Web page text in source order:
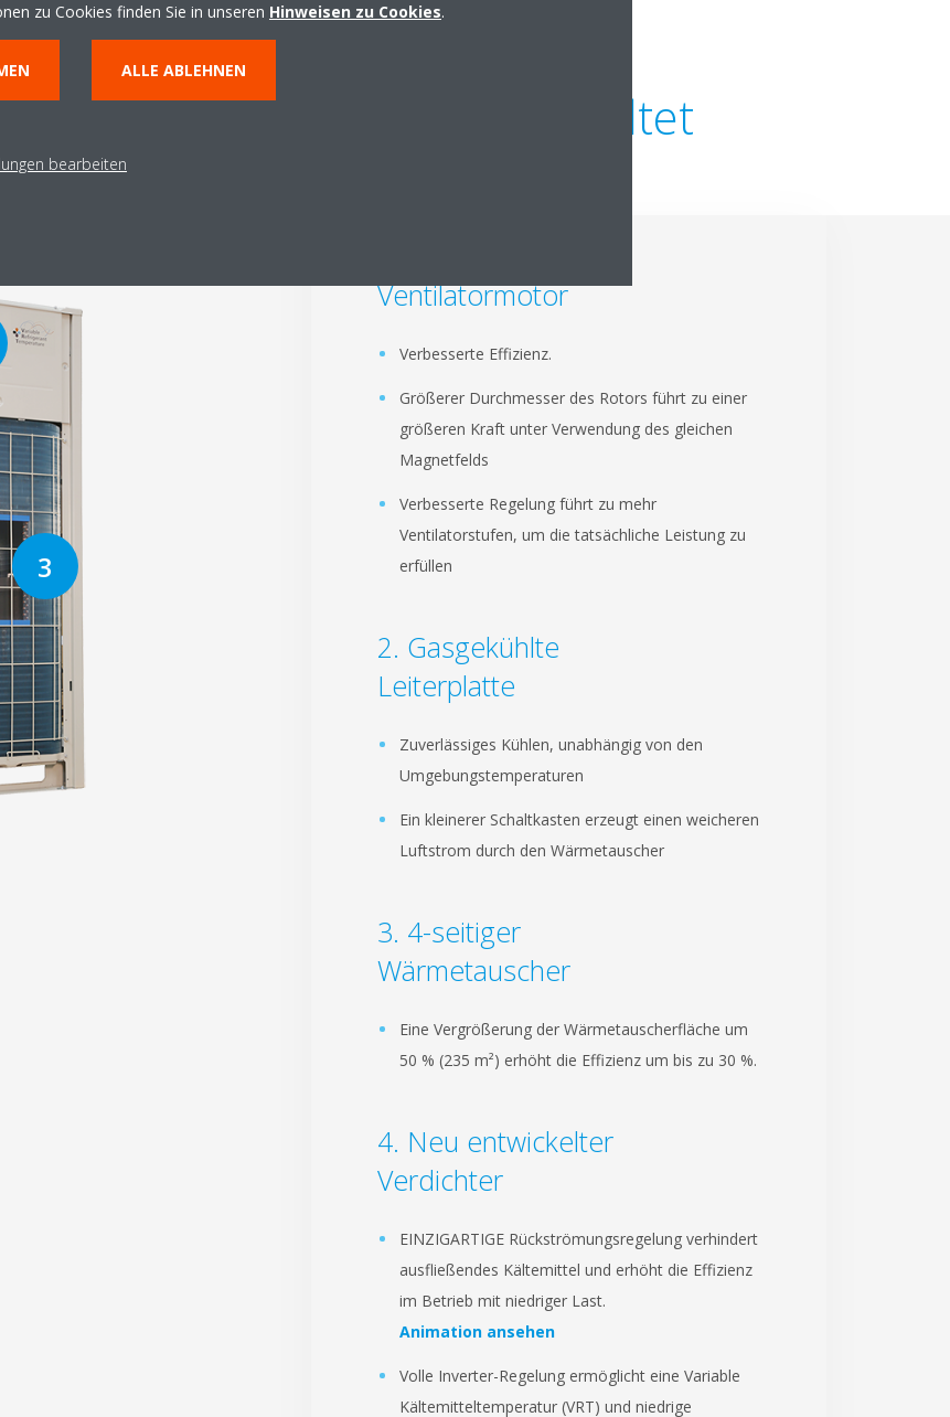
komplett neu gestaltet
Ventilatormotor
Verbesserte Effizienz.
Größerer Durchmesser des Rotors führt zu einer
größeren Kraft unter Verwendung des gleichen
Magnetfelds
Verbesserte Regelung führt zu mehr
Ventilatorstufen, um die tatsächliche Leistung zu
erfüllen
Gasgekühlte
Leiterplatte
Zuverlässiges Kühlen, unabhängig von den
Umgebungstemperaturen
Ein kleinerer Schaltkasten erzeugt einen weicheren
Luftstrom durch den Wärmetauscher
4-seitiger
Wärmetauscher
Eine Vergrößerung der Wärmetauscherfläche um
50 % (235 m²) erhöht die Effizienz um bis zu 30 %.
Neu entwickelter
Verdichter
EINZIGARTIGE Rückströmungsregelung verhindert
ausfließendes Kältemittel und erhöht die Effizienz
im Betrieb mit niedriger Last.
Animation ansehen
Volle Inverter-Regelung ermöglicht eine Variable
Kältemitteltemperatur (VRT) und niedrige
zu Cookies finden Sie in unseren Hinweisen zu Cookies.
ALLE ABLEHNEN
bearbeiten